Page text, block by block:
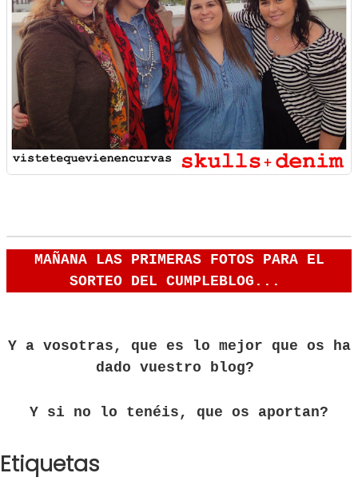
MAÑANA LAS PRIMERAS FOTOS PARA EL
SORTEO DEL CUMPLEBLOG...
Y a vosotras,
que es lo mejor que os ha
dado vuestro blog?
Y si no lo tenéis, que os aportan?
Etiquetas